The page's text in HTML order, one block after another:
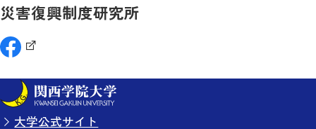
災害復興制度研究所
大学公式サイト